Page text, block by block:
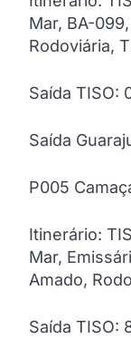
Mar, BA-
Rodoviária,
Saída TISO:
Saída
P005
Itinerário:
Mar,
Amado,
Saída TISO: